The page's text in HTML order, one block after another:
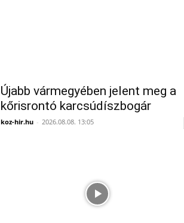
Újabb vármegyében jelent meg a
kőrisrontó karcsúdíszbogár
koz-hir.hu - 2026.08.08. 13:05